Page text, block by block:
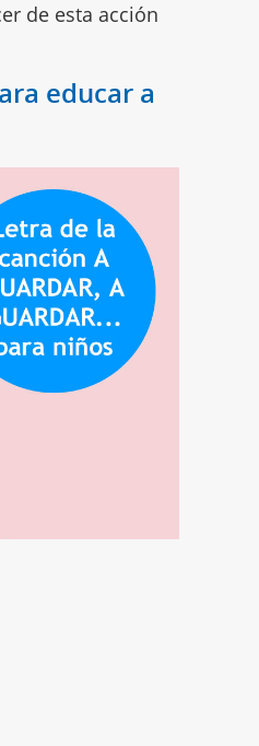
de esta acción
educar a